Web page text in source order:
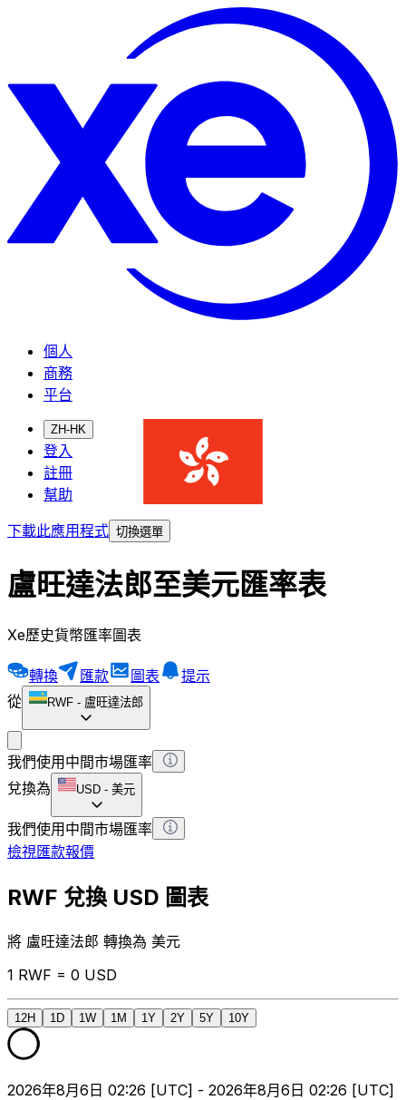
個人
商務
平台
ZH-HK
登入
註冊
幫助
下載此應用程式 切換選單
盧旺達法郎至美元匯率表
Xe歷史貨幣匯率圖表
轉換 匯款 圖表
提示
從
RWF - 盧旺達法郎
我們使用中間市場匯率
兌換為
USD - 美元
我們使用中間市場匯率
檢視匯款報價
RWF 兌換 USD 圖表
將 盧旺達法郎 轉換為 美元
1 RWF = 0 USD
12H 1D 1W 1M 1Y 2Y 5Y 10Y
2026年8月6日 02:26 [UTC] - 2026年8月6日 02:26 [UTC]